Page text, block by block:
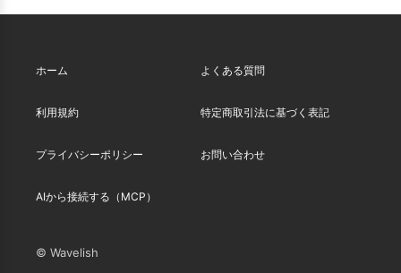
ホーム よくある質問
利用規約 特定商取引法に基づく表記
プライバシーポリシー お問い合わせ
AIから接続する（MCP）
© Wavelish